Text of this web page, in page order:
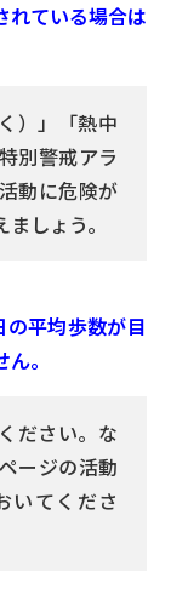
れている場合は
）」「熱中
別警戒アラ
動に危険が
しょう。
平均歩数が目
。
ださい。な
ージの活動
いてくださ